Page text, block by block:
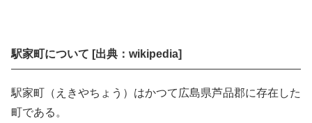
駅家町について [出典：wikipedia]
駅家町（えきやちょう）はかつて広島県芦品郡に存在した
町である。